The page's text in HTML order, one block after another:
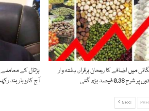
میں اضافے کا رجحان برقرار، ہفتہ وار
شرح 0.38 فیصد بڑھ گئی
ہڑتال کے معاملے
آج کاروبار بند
NEXT